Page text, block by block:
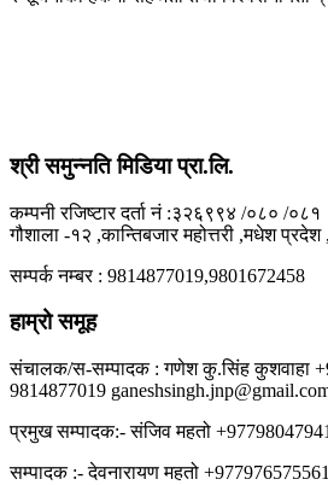
श्री समुन्नति मिडिया प्रा.लि.
कम्पनी रजिष्टार दर्ता नं :३२६९९४ /०८० /०८१
गौशाला -१२ ,कान्तिबजार महोत्तरी ,मधेश
सम्पर्क नम्बर : 9814877019,9801672458
हाम्रो समूह
संचालक/स-सम्पादक : गणेश कु.सिंह कुशवाहा
9814877019
प्रमुख सम्पादक:- संजिव महतो
सम्पादक :- देवनारायण महतो